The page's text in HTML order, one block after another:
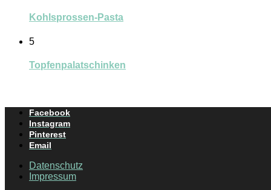
Kohlsprossen-Pasta
5
Topfenpalatschinken
Facebook
Instagram
Pinterest
Email
Datenschutz
Impressum